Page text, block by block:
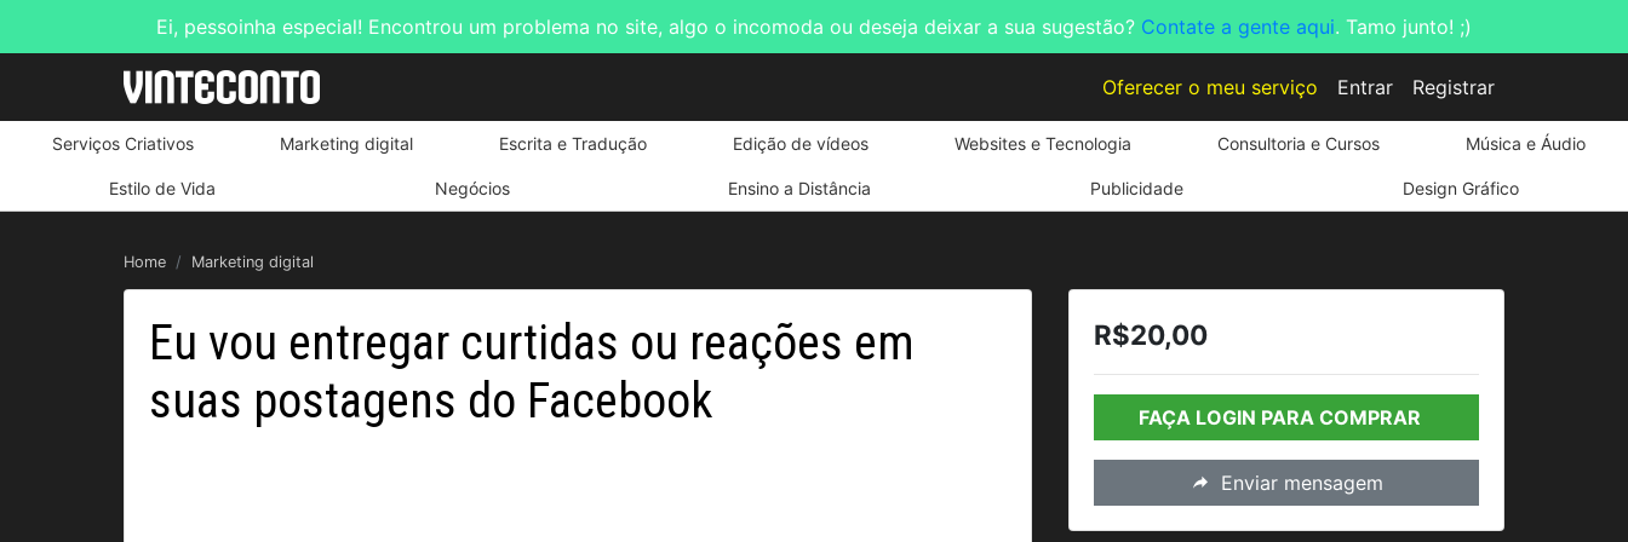
Ei, pessoinha especial! Encontrou um problema no site, algo o incomoda ou deseja deixar a sua sugestão? Contate a gente aqui. Tamo junto! ;)
Oferecer o meu serviço Entrar Registrar
Serviços Criativos Marketing digital Escrita e Tradução Edição de vídeos Websites e Tecnologia Consultoria e Cursos Música e Áudio
Estilo de Vida Negócios Ensino a Distância Publicidade Design Gráfico
Home Marketing digital
Eu vou entregar curtidas ou reações em
suas postagens do Facebook
R$20,00
FAÇA LOGIN PARA COMPRAR
Enviar mensagem